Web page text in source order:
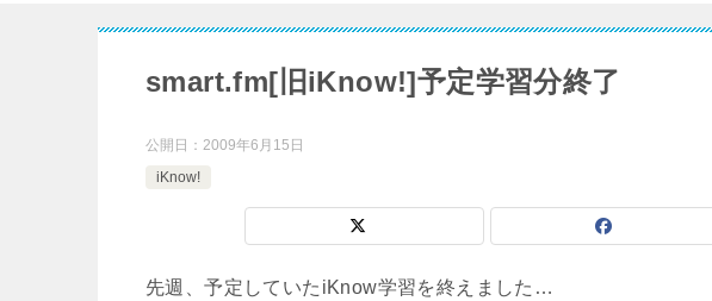
smart.fm[旧iKnow!]予定学習分終了
公開日： 2009年6月15日
iKnow!
先週、予定していたiKnow学習を終えました…